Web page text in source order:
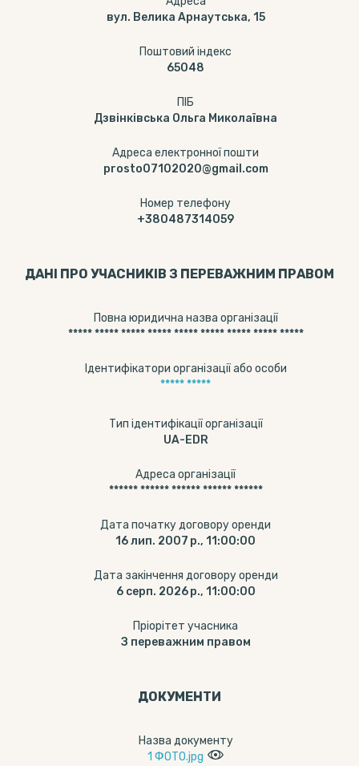
вул. Велика Арнаутська, 15
Поштовий індекс
65048
ПІБ
Дзвінківська Ольга Миколаївна
Адреса електронної пошти
prosto07102020@gmail.com
Номер телефону
+380487314059
ДАНІ ПРО УЧАСНИКІВ З ПЕРЕВАЖНИМ ПРАВОМ
Повна юридична назва організації
***** ***** ***** ***** ***** ***** ***** ***** *****
Ідентифікатори організації або особи
***** *****
Тип ідентифікації організації
UA-EDR
Адреса організації
****** ****** ****** ****** ******
Дата початку договору оренди
16 лип. 2007 р., 11:00:00
Дата закінчення договору оренди
6 серп. 2026 р., 11:00:00
Пріорітет учасника
З переважним правом
ДОКУМЕНТИ
Назва документу
1 ФОТО.jpg